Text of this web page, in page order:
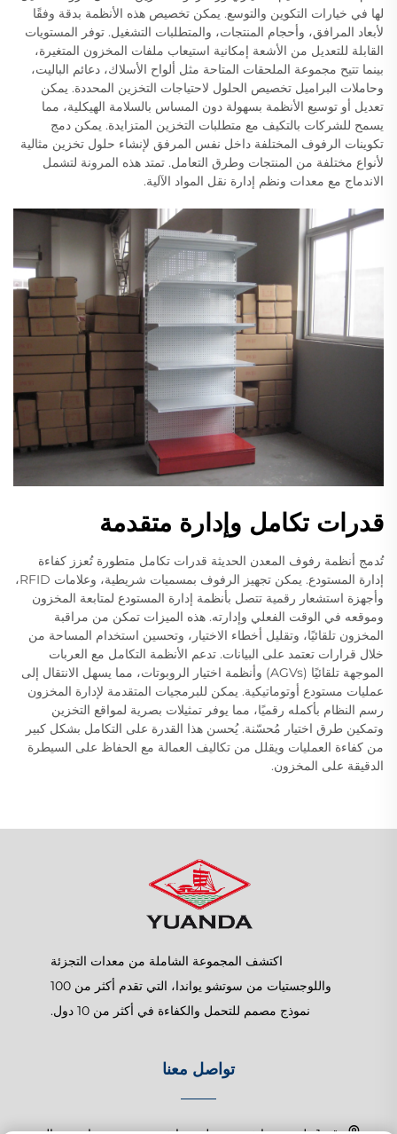
لها في خيارات التكوين والتوسع. يمكن تخصيص هذه الأنظمة بدقة وفقًا
لأبعاد المرافق، وأحجام المنتجات، والمتطلبات التشغيل. توفر المستويات
القابلة للتعديل من الأشعة إمكانية استيعاب ملفات المخزون المتغيرة،
بينما تتيح مجموعة الملحقات المتاحة مثل ألواح الأسلاك، دعائم الباليت،
وحاملات البراميل تخصيص الحلول لاحتياجات التخزين المحددة. يمكن
تعديل أو توسيع الأنظمة بسهولة دون المساس بالسلامة الهيكلية، مما
يسمح للشركات بالتكيف مع متطلبات التخزين المتزايدة. يمكن دمج
تكوينات الرفوف المختلفة داخل نفس المرفق لإنشاء حلول تخزين مثالية
لأنواع مختلفة من المنتجات وطرق التعامل. تمتد هذه المرونة لتشمل
الاندماج مع معدات ونظم إدارة نقل المواد الآلية.
قدرات تكامل وإدارة متقدمة
تُدمج أنظمة رفوف المعدن الحديثة قدرات تكامل متطورة تُعزز كفاءة
إدارة المستودع. يمكن تجهيز الرفوف بمسميات شريطية، وعلامات RFID،
وأجهزة استشعار رقمية تتصل بأنظمة إدارة المستودع لمتابعة المخزون
وموقعه في الوقت الفعلي وإدارته. هذه الميزات تمكن من مراقبة
المخزون تلقائيًا، وتقليل أخطاء الاختيار، وتحسين استخدام المساحة من
خلال قرارات تعتمد على البيانات. تدعم الأنظمة التكامل مع العربات
الموجهة تلقائيًا (AGVs) وأنظمة اختيار الروبوتات، مما يسهل الانتقال إلى
عمليات مستودع أوتوماتيكية. يمكن للبرمجيات المتقدمة لإدارة المخزون
رسم النظام بأكمله رقميًا، مما يوفر تمثيلات بصرية لمواقع التخزين
وتمكين طرق اختيار مُحسّنة. يُحسن هذا القدرة على التكامل بشكل كبير
من كفاءة العمليات ويقلل من تكاليف العمالة مع الحفاظ على السيطرة
الدقيقة على المخزون.
اكتشف المجموعة الشاملة من معدات التجزئة
واللوجستيات من سوتشو يواندا، التي تقدم أكثر من 100
نموذج مصمم للتحمل والكفاءة في أكثر من 10 دول.
تواصل معنا